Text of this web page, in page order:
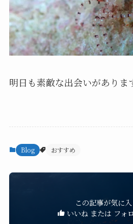
明日も素敵な出会いがありま
Blog おすすめ
この記事が気に
いいね または フォ